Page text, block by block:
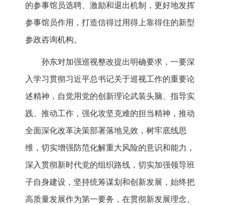
的参事馆员选聘、激励和退出机制，更好地发挥
参事馆员作用，打造信得过用得上靠得住的新型
参政咨询机构。
孙东对加强巡视整改提出明确要求，一要深
入学习贯彻习近平总书记关于巡视工作的重要论
述精神，自觉用党的创新理论武装头脑、指导实
践、推动工作，强化攻坚克难的担当精神，推动
全面深化改革决策部署落地见效，树牢底线思
维，切实增强防范化解重大风险的意识和能力，
深入贯彻新时代党的组织路线，切实加强领导班
子自身建设，坚持统筹谋划和创新发展，始终把
高质量发展作为第一要务，在贯彻新发展理念、